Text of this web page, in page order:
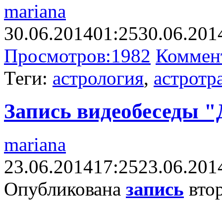
mariana
30.06.201401:25
Просмотров:1982
Теги: астрология,
Запись видеобеседы
mariana
23.06.201417:25
Опубликована запись